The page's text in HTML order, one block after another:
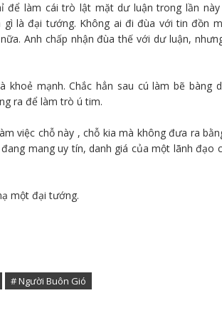
để làm cái trò lật mặt dư luận trong lần
là đại tướng. Không ai đi đùa với tin đồn
Anh chấp nhận đùa thế với dư luận,
khoẻ mạnh. Chắc hẳn sau cú làm bẽ bàng
ra để làm trò ú tim.
việc chỗ này , chỗ kia mà không đưa ra
mang uy tín, danh giá của một lãnh đạo
một đại tướng.
# Người Buôn Gió